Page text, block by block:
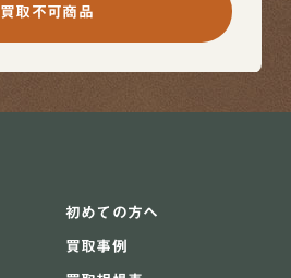
買取不可商品
初めての方へ
買取事例